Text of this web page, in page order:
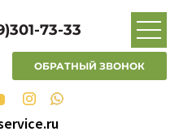
73-33
ОБРАТНЫЙ ЗВОНОК